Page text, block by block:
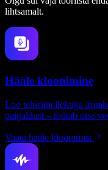
lihtsamalt.
Hääle kloonimine
Loo tehisintellektiga
paigaldust – töötab otse
Vaata hääle kloonimist